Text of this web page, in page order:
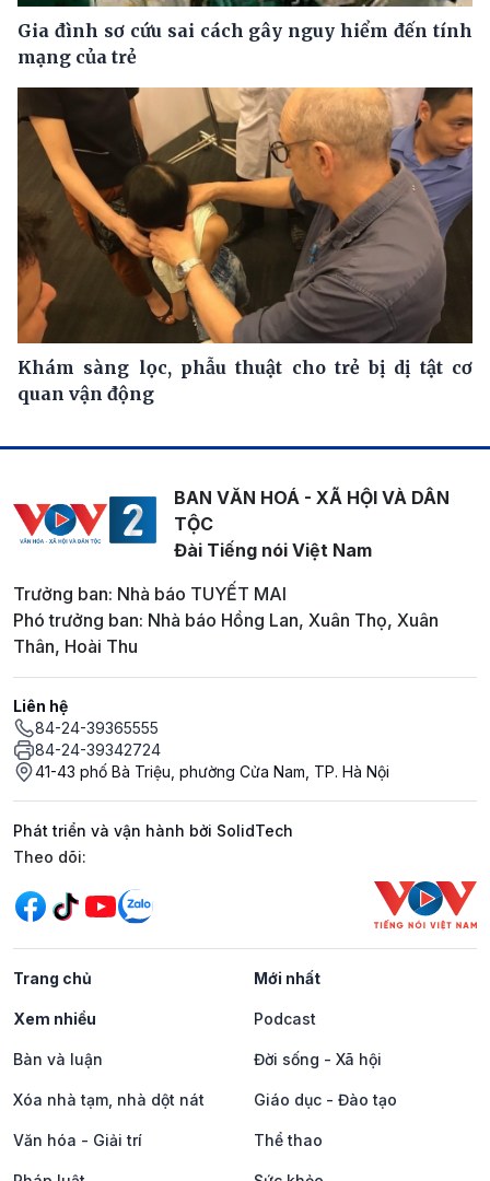
Gia đình sơ cứu sai cách gây nguy hiểm đến tính
mạng của trẻ
Khám sàng lọc, phẫu thuật cho trẻ bị dị tật cơ
quan vận động
BAN VĂN HOÁ - XÃ HỘI VÀ DÂN
TỘC
Đài Tiếng nói Việt Nam
Trưởng ban: Nhà báo TUYẾT MAI
Phó trưởng ban: Nhà báo Hồng Lan, Xuân Thọ, Xuân
Thân, Hoài Thu
Liên hệ
84-24-39365555
84-24-39342724
41-43 phố Bà Triệu, phường Cửa Nam, TP. Hà Nội
Phát triển và vận hành bởi SolidTech
Mạng xã hội
Theo dõi:
Trang chủ Mới nhất
Xem nhiều Podcast
Bàn và luận Đời sống - Xã hội
Xóa nhà tạm, nhà dột nát Giáo dục - Đào tạo
Văn hóa - Giải trí Thể thao